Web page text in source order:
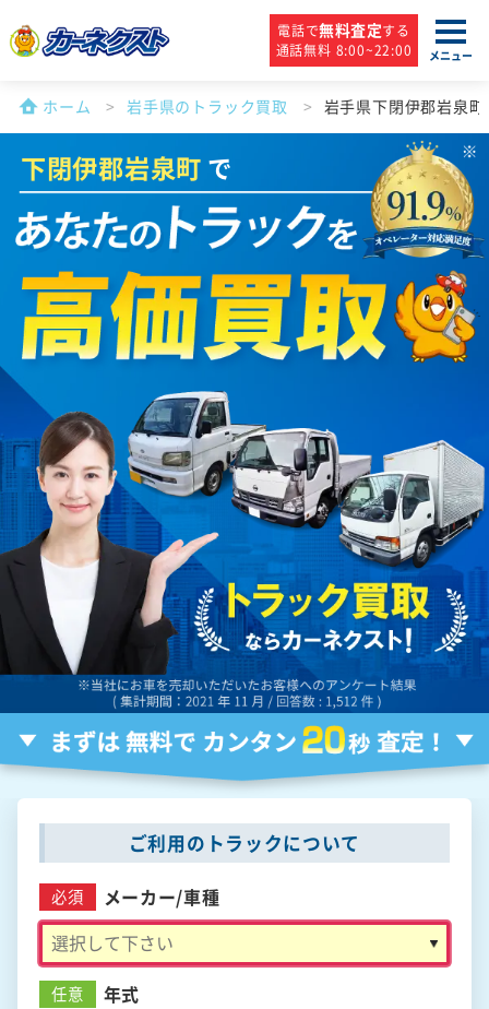
電話で無料査定する
通話無料 8:00~22:00
メニュー
ホーム 岩手県のトラック買取 岩手県下閉伊郡岩泉
下閉伊郡岩泉町 で
ご利用のトラックについて
必須 メーカー/車種
任意 年式